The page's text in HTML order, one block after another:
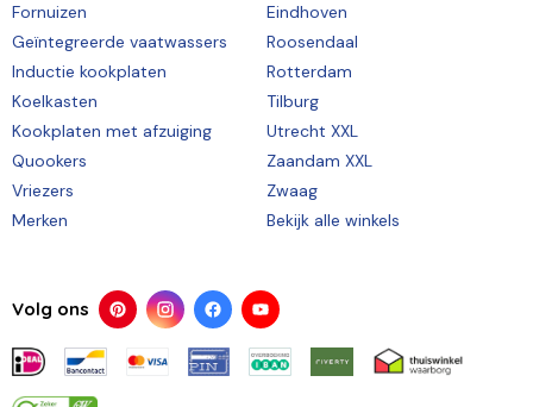
Fornuizen
Geïntegreerde vaatwassers
Inductie kookplaten
Koelkasten
Kookplaten met afzuiging
Quookers
Vriezers
Merken
Eindhoven
Roosendaal
Rotterdam
Tilburg
Utrecht XXL
Zaandam XXL
Zwaag
Bekijk alle winkels
Volg ons